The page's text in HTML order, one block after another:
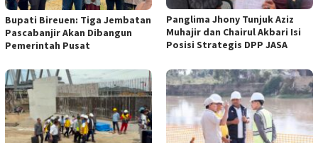
Bupati Bireuen: Tiga Jembatan
Pascabanjir Akan Dibangun
Pemerintah Pusat
Panglima Jhony Tunjuk Aziz
Muhajir dan Chairul Akbari Isi
Posisi Strategis DPP JASA